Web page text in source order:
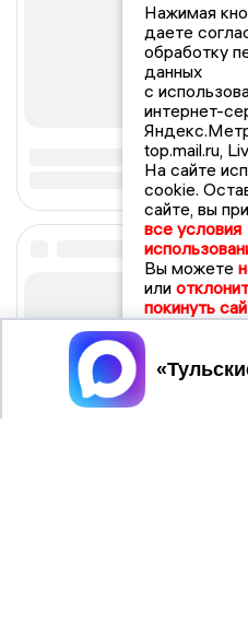
Нажимая
даете
обработку
данных
с
интернет-
top.mail.ru,
На сайте
cookie.
сайте, вы
все условия
Вы можете
или
покинуть